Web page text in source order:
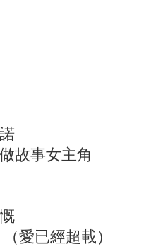
故事女主角
愛已經超載）